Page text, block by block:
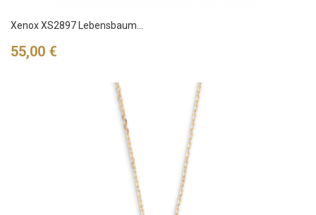
Xenox XS2897 Lebensbaum...
Preis
55,00 €